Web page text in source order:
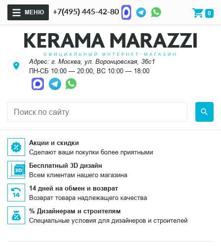
МЕНЮ +7(495) 445-42-80 0
Адрес: г. Москва, ул. Воронцовская, 36с1
ПН-СБ 10:00 — 20:00, ВС 10:00 — 18:00
Акции и скидки
Сделают ваши покупки более приятными
Бесплатный 3D дизайн
Всем клиентам нашего магазина
14 дней на обмен и возврат
Возврат товара надлежащего качества
% Дизайнерам и строителям
Специальные условия для дизайнеров и строителей